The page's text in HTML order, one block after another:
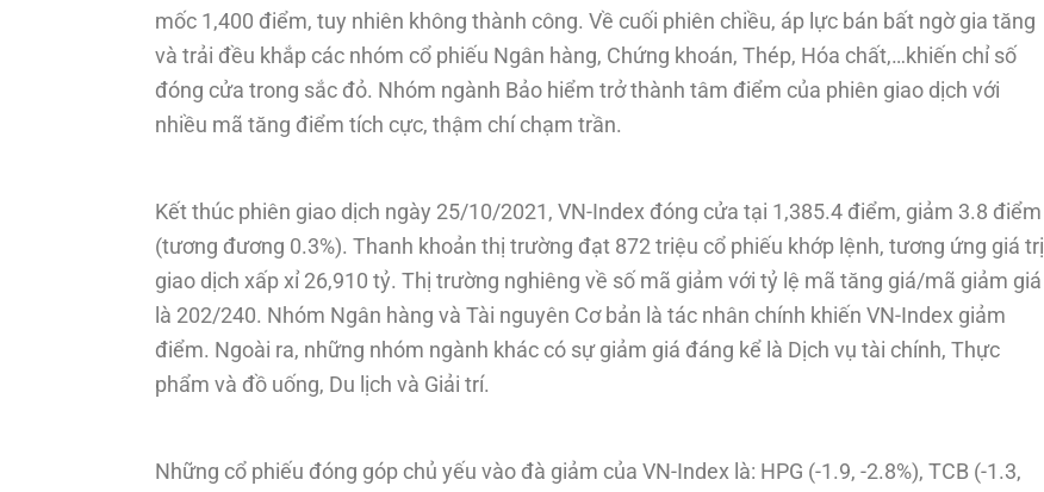
mốc 1,400 điểm, tuy nhiên không thành công. Về cuối phiên chiều, áp lực bán bất ngờ gia tăng
và trải đều khắp các nhóm cổ phiếu Ngân hàng, Chứng khoán, Thép, Hóa chất,…khiến chỉ số
đóng cửa trong sắc đỏ. Nhóm ngành Bảo hiểm trở thành tâm điểm của phiên giao dịch với
nhiều mã tăng điểm tích cực, thậm chí chạm trần.
Kết thúc phiên giao dịch ngày 25/10/2021, VN-Index đóng cửa tại 1,385.4 điểm, giảm 3.8 điểm
(tương đương 0.3%). Thanh khoản thị trường đạt 872 triệu cổ phiếu khớp lệnh, tương ứng giá trị
giao dịch xấp xỉ 26,910 tỷ. Thị trường nghiêng về số mã giảm với tỷ lệ mã tăng giá/mã giảm giá
là 202/240. Nhóm Ngân hàng và Tài nguyên Cơ bản là tác nhân chính khiến VN-Index giảm
điểm. Ngoài ra, những nhóm ngành khác có sự giảm giá đáng kể là Dịch vụ tài chính, Thực
phẩm và đồ uống, Du lịch và Giải trí.
Những cổ phiếu đóng góp chủ yếu vào đà giảm của VN-Index là: HPG (-1.9, -2.8%), TCB (-1.3,